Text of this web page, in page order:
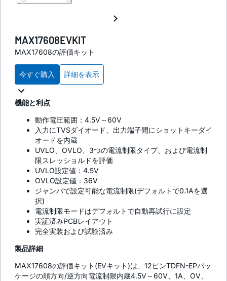
MAX17608EVKIT
MAX17608の評価キット
今すぐ購入 詳細を表示
機能と利点
動作電圧範囲：4.5V～60V
入力にTVSダイオード、出力端子間にショットキーダイ
オードを内蔵
UVLO、OVLO、3つの電流制限タイプ、および電流制
限スレッショルドを評価
UVLO設定値：4.5V
OVLO設定値：36V
ジャンパで設定可能な電流制限(デフォルトで0.1Aを選
択)
電流制限モードはデフォルトで自動再試行に設定
実証済みPCBレイアウト
完全実装および試験済み
製品詳細
MAX17608の評価キット(EVキット)は、12ピンTDFN-EPパッ
ケージの順方向/逆方向電流制限内蔵4.5V～60V、1A、OV、